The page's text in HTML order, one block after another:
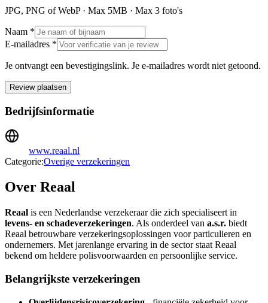
JPG, PNG of WebP · Max 5MB · Max 3 foto's
Naam *
E-mailadres *
Je ontvangt een bevestigingslink. Je e-mailadres wordt niet getoond.
Review plaatsen
Bedrijfsinformatie
www.reaal.nl
Categorie:Overige verzekeringen
Over Reaal
Reaal is een Nederlandse verzekeraar die zich specialiseert in
levens- en schadeverzekeringen. Als onderdeel van a.s.r. biedt
Reaal betrouwbare verzekeringsoplossingen voor particulieren en
ondernemers. Met jarenlange ervaring in de sector staat Reaal
bekend om heldere polisvoorwaarden en persoonlijke service.
Belangrijkste verzekeringen